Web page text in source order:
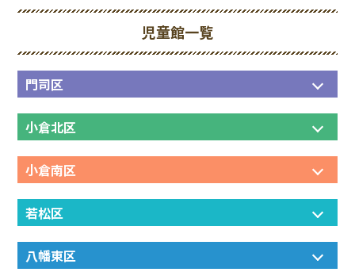
児童館一覧
門司区
小倉北区
小倉南区
若松区
八幡東区